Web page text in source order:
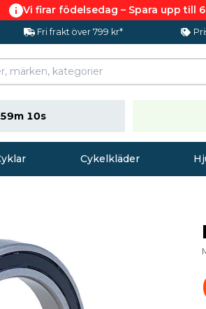
Vi firar födelsedag – Spara upp till
Fri frakt över 799 kr*
09s
Cykelkläder